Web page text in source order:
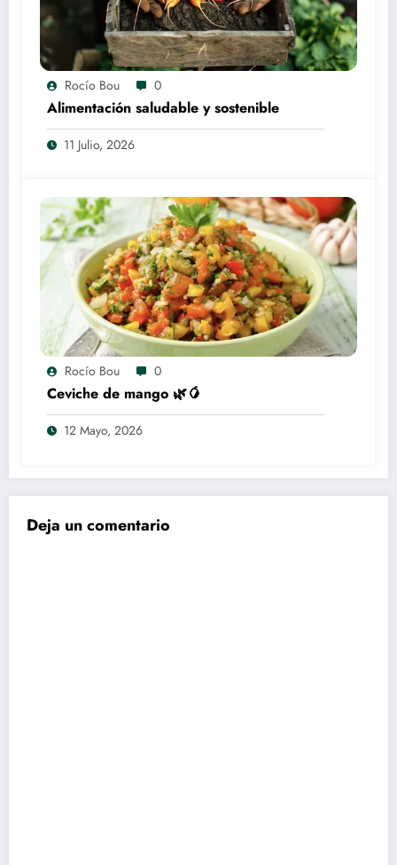
Rocío Bou 0
Alimentación saludable y sostenible
11 Julio, 2026
Rocío Bou 0
Ceviche de mango 🌿🥭
12 Mayo, 2026
Deja un comentario